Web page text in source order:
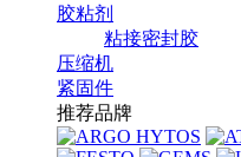
胶粘剂
粘接密封胶
压缩机
紧固件
推荐品牌